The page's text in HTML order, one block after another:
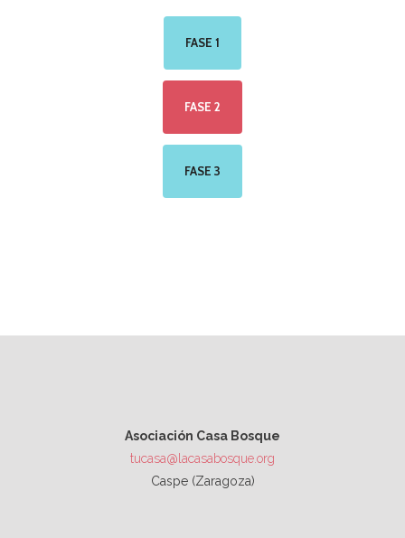
FASE 1
FASE 2
FASE 3
Asociación Casa Bosque
tucasa@lacasabosque.org
Caspe (Zaragoza)